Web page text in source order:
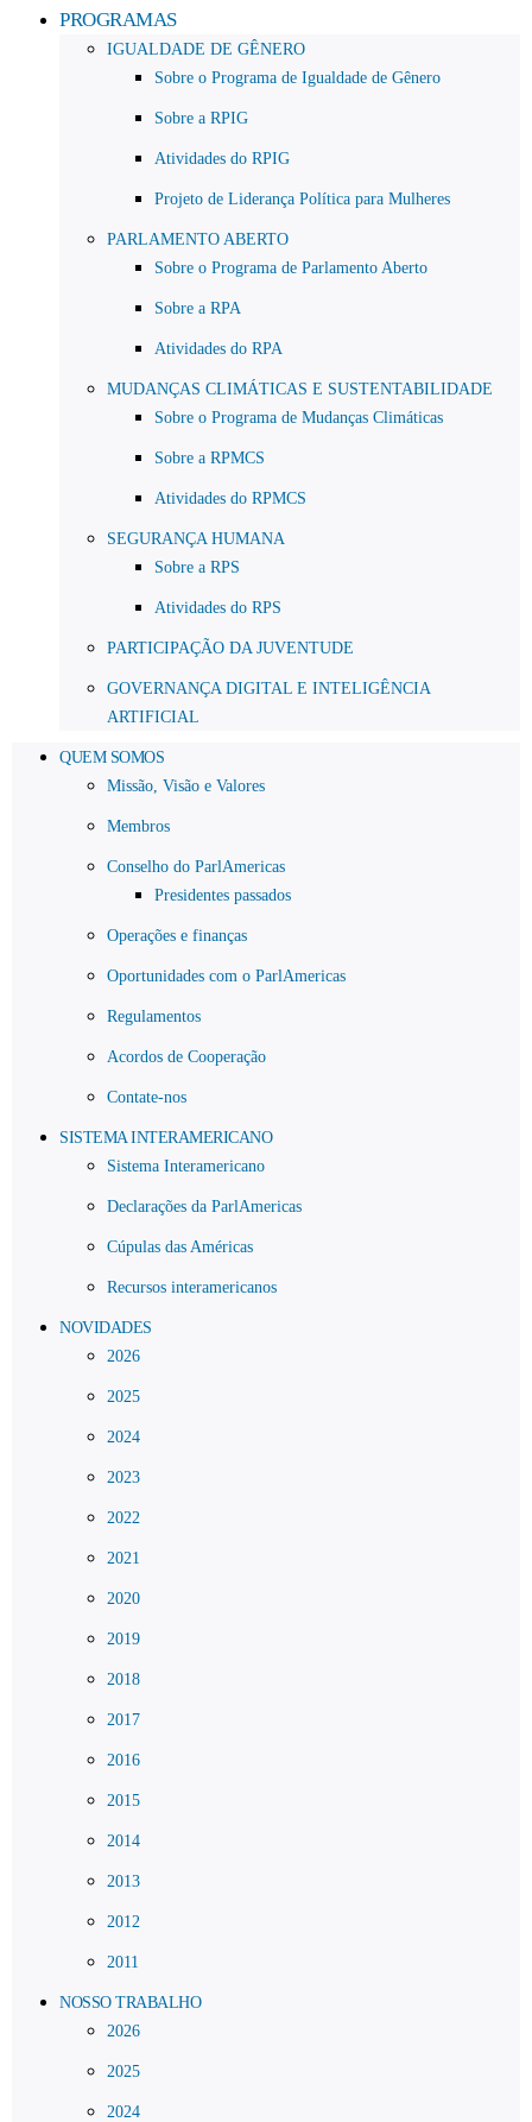
PROGRAMAS
IGUALDADE DE GÊNERO
Sobre o Programa de Igualdade de Gênero
Sobre a RPIG
Atividades do RPIG
Projeto de Liderança Política para Mulheres
PARLAMENTO ABERTO
Sobre o Programa de Parlamento Aberto
Sobre a RPA
Atividades do RPA
MUDANÇAS CLIMÁTICAS E SUSTENTABILIDADE
Sobre o Programa de Mudanças Climáticas
Sobre a RPMCS
Atividades do RPMCS
SEGURANÇA HUMANA
Sobre a RPS
Atividades do RPS
PARTICIPAÇÃO DA JUVENTUDE
GOVERNANÇA DIGITAL E INTELIGÊNCIA
ARTIFICIAL
QUEM SOMOS
Missão, Visão e Valores
Membros
Conselho do ParlAmericas
Presidentes passados
Operações e finanças
Oportunidades com o ParlAmericas
Regulamentos
Acordos de Cooperação
Contate-nos
SISTEMA INTERAMERICANO
Sistema Interamericano
Declarações da ParlAmericas
Cúpulas das Américas
Recursos interamericanos
NOVIDADES
2026
2025
2024
2023
2022
2021
2020
2019
2018
2017
2016
2015
2014
2013
2012
2011
NOSSO TRABALHO
2026
2025
2024